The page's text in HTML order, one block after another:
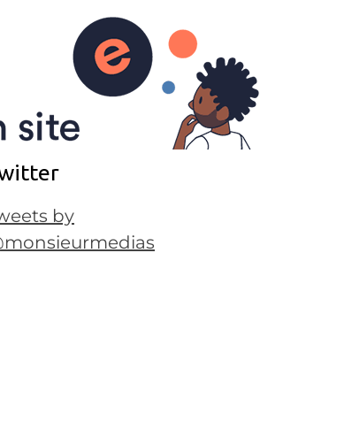
Medias sur
by